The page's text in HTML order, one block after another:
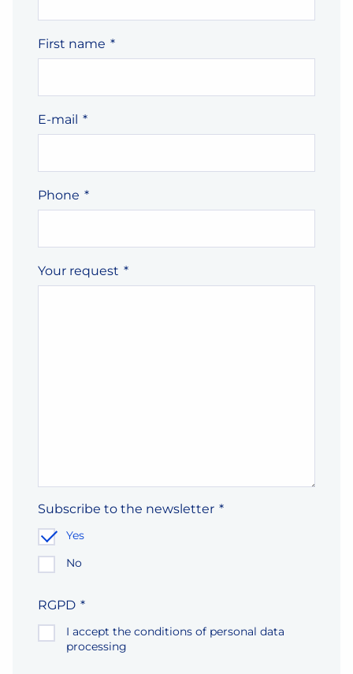
First name *
E-mail *
Phone *
Your request *
Subscribe to the newsletter *
Yes
No
RGPD *
I accept the conditions of personal data
processing